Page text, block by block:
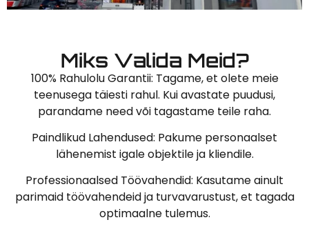
Miks Valida Meid?
100% Rahulolu Garantii: Tagame, et olete meie
teenusega täiesti rahul. Kui avastate puudusi,
parandame need või tagastame teile raha.
Paindlikud Lahendused: Pakume personaalset
lähenemist igale objektile ja kliendile.
Professionaalsed Töövahendid: Kasutame ainult
parimaid töövahendeid ja turvavarustust, et tagada
optimaalne tulemus.